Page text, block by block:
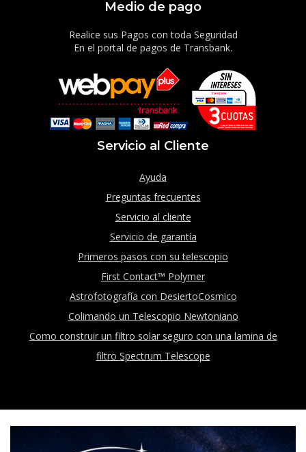
Medio de pago
Realice sus Pagos con toda Seguridad
En el portal de pagos de Transbank.
Servicio al Cliente
Ayuda
Preguntas frecuentes
Servicio al cliente
Servicio de garantía
Primeros pasos con su telescopio
First Contact™ Polymer
Astrofotografía con DesiertoCosmico
Colimando un Telescopio Newtoniano
Como construir un filtro solar seguro con una lamina de
filtro Spectrum Telescope